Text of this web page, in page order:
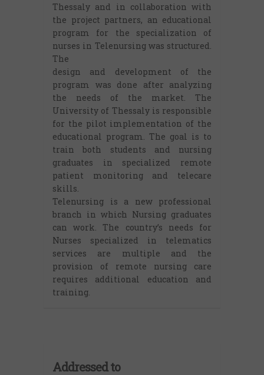
Thessaly and in collaboration with
the project partners, an educational
program for the specialization of
nurses in Telenursing was structured.
The
design and development of the
program was done after analyzing
the needs of the market. The
University of Thessaly is responsible
for the pilot implementation of the
educational program. The goal is to
train both students and nursing
graduates in specialized remote
patient monitoring and telecare
skills.
Telenursing is a new professional
branch in which Nursing graduates
can work. The country’s needs for
Nurses specialized in telematics
services are multiple and the
provision of remote nursing care
requires additional education and
training.
Addressed to